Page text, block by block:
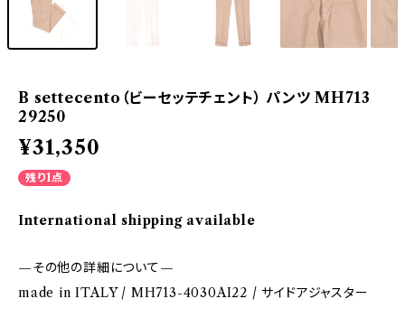
B settecento（ビーセッテチェント） パンツ MH713
29250
¥31,350
残り1点
International shipping available
—その他の詳細について—
made in ITALY / MH713-4030AI22 / サイドアジャスター